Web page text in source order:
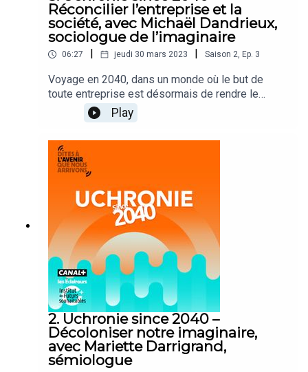
Réconcilier l’entreprise et la
société, avec Michaël Dandrieux,
sociologue de l’imaginaire
06:27 jeudi 30 mars 2023 Saison 2, Ep. 3
Voyage en 2040, dans un monde où le but de
toute entreprise est désormais de rendre le
monde plus habitable. Où elles façonnent
différemment l’environnement naturel, social et
politique, la vie quotidienne, les habitudes, la
culture ou encore les attentes de cette société du
futur.
Play
2. Uchronie since 2040 –
Décoloniser notre imaginaire,
avec Mariette Darrigrand,
sémiologue